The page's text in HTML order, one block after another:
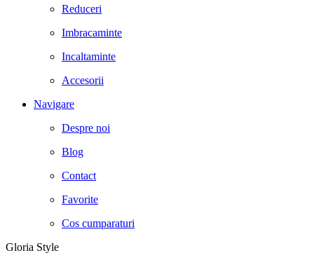
Reduceri
Imbracaminte
Incaltaminte
Accesorii
Navigare
Despre noi
Blog
Contact
Favorite
Cos cumparaturi
Gloria Style